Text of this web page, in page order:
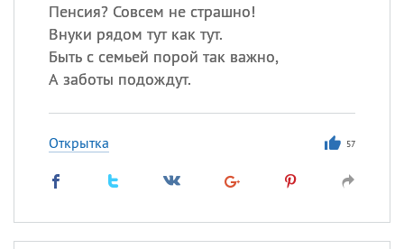
Пенсия? Совсем не страшно!
Внуки рядом тут как тут.
Быть с семьей порой так важно,
А заботы подождут.
Открытка 57